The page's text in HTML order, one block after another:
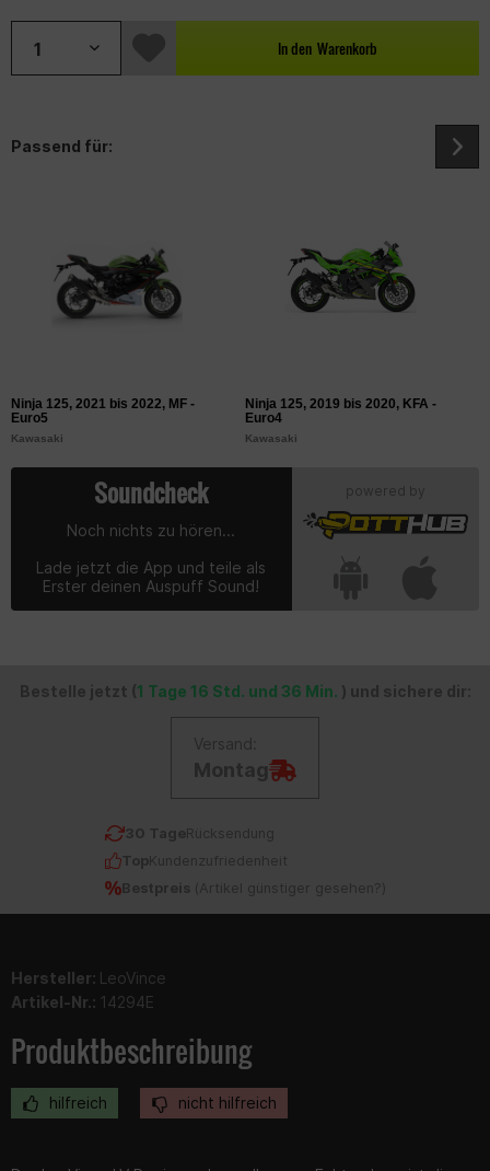
In den Warenkorb
Passend für:
Ninja 125, 2021 bis 2022, MF -
Euro5
Kawasaki
Ninja 125, 2019 bis 2020, KFA -
Euro4
Kawasaki
Soundcheck
Noch nichts zu hören...
Lade jetzt die App und teile als
Erster deinen Auspuff Sound!
powered by
Bestelle jetzt (1 Tage 16 Std. und 36 Min. ) und sichere dir:
Versand:
Montag
30 TageRücksendung
TopKundenzufriedenheit
Bestpreis ( Artikel günstiger gesehen? )
Hersteller: LeoVince
Artikel-Nr.: 14294E
Produktbeschreibung
hilfreich nicht hilfreich